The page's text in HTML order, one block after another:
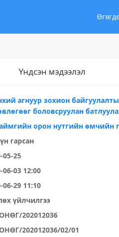
Үндсэн мэдээлэл
агнуур зохион
боловсруулан
орон нутгийн өмчийн
гарсан
05-25
06-03 12:00
06-29 11:10
үйлчилгээ
202012036
202012036/02/01